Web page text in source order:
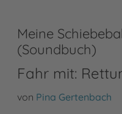
Meine
(Soundbuch)
Fahr mit:
von Pina Gertenbach